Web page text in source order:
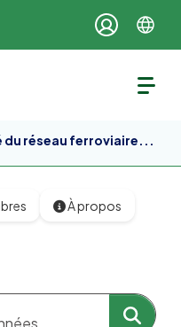
du réseau ferroviaire...
À propos